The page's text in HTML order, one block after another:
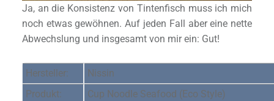
Ja, an die Konsistenz von Tintenfisch muss ich mich
noch etwas gewöhnen. Auf jeden Fall aber eine nette
Abwechslung und insgesamt von mir ein: Gut!
Hersteller:
Nissin
Produkt:
Cup Noodle Seafood (Eco Style)